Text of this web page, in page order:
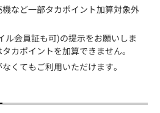
など一部タカポイント加算対象外
ル会員証も可)の提示をお願いしま
カポイントを加算できません。
くてもご利用いただけます。